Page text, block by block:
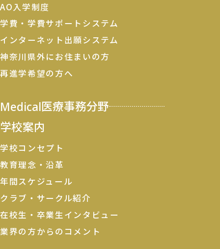
AO入学制度
学費・学費サポートシステム
インターネット出願システム
神奈川県外にお住まいの方
再進学希望の方へ
Medical医療事務分野
学校案内
学校コンセプト
教育理念・沿革
年間スケジュール
クラブ・サークル紹介
在校生・卒業生インタビュー
業界の方からのコメント